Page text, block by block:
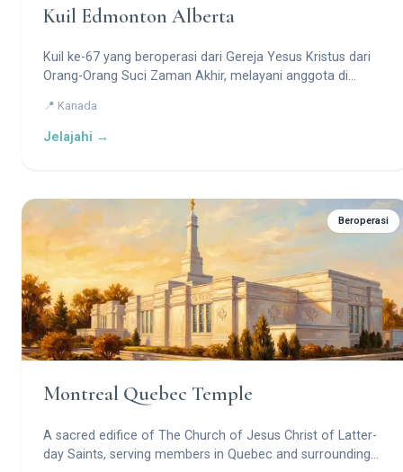
Kuil Edmonton Alberta
Kuil ke-67 yang beroperasi dari Gereja Yesus Kristus dari
Orang-Orang Suci Zaman Akhir, melayani anggota di
simbolisnya.
📍 Kanada
Jelajahi →
Beroperasi
Montreal Quebec Temple
A sacred edifice of The Church of Jesus Christ of Latter-
day Saints, serving members in Quebec and surrounding